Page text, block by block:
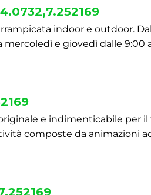
indoor e outdoor.
e giovedì dalle 9:00
e indimenticabile per
composte da animazioni